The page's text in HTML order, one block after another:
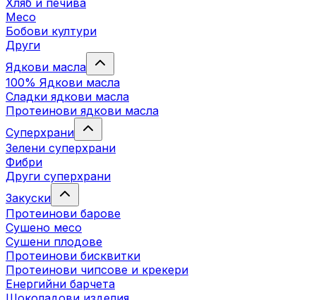
Хляб и печива
Месо
Бобови култури
Други
Ядкови масла
100% Ядкови масла
Сладки ядкови масла
Протеинови ядкови масла
Суперхрани
Зелени суперхрани
Фибри
Други суперхрани
3акуски
Протеинови бaрове
Сушено месо
Сушени плодове
Протеинови бисквитки
Протеинови чипсове и крекери
Енергийни барчета